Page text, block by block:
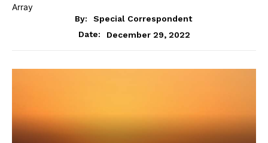
Array
By:
Special Correspondent
Date:
December 29, 2022